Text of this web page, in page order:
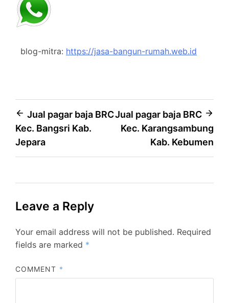
blog-mitra: https://jasa-bangun-rumah.web.id
Post
navigation
Jual pagar baja BRC
Kec. Bangsri Kab.
Jepara
Jual pagar baja BRC
Kec. Karangsambung
Kab. Kebumen
Leave a Reply
Your email address will not be published. Required
fields are marked *
COMMENT *